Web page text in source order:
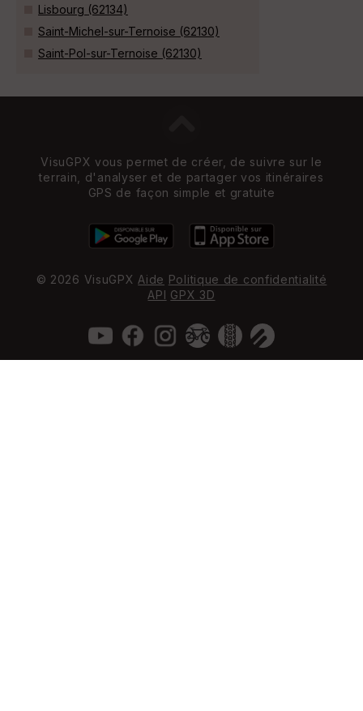
Lisbourg (62134)
Saint-Michel-sur-Ternoise (62130)
Saint-Pol-sur-Ternoise (62130)
VisuGPX vous permet de créer, de suivre sur le
terrain, d'analyser et de partager vos itinéraires
GPS de façon simple et gratuite
© 2026 VisuGPX Aide Politique de confidentialité
API GPX 3D